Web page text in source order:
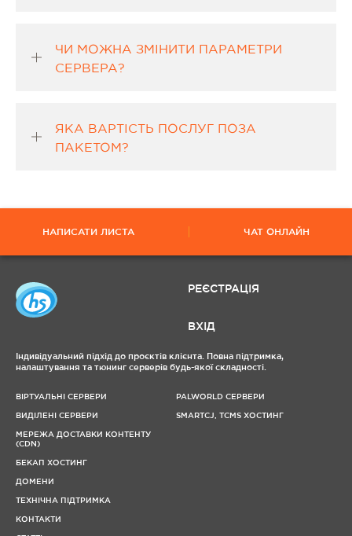
ЧИ МОЖНА ЗМІНИТИ ПАРАМЕТРИ
СЕРВЕРА?
ЯКА ВАРТІСТЬ ПОСЛУГ ПОЗА
ПАКЕТОМ?
НАПИСАТИ ЛИСТА ЧАТ ОНЛАЙН
РЕЄСТРАЦІЯ
ВХІД
Індивідуальний підхід до проєктів клієнта. Повна підтримка,
налаштування та тюнинг серверів будь-якої складності.
ВІРТУАЛЬНІ СЕРВЕРИ
ВИДІЛЕНІ СЕРВЕРИ
МЕРЕЖА ДОСТАВКИ КОНТЕНТУ
(CDN)
БЕКАП ХОСТИНГ
ДОМЕНИ
ТЕХНІЧНА ПІДТРИМКА
КОНТАКТИ
PALWORLD СЕРВЕРИ
SMARTCJ, TCMS ХОСТИНГ